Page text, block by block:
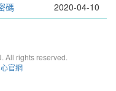
碼
2020-04-10
All rights reserved.
官網